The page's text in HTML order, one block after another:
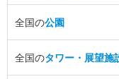
全国の公園
全国のタワー・展望施